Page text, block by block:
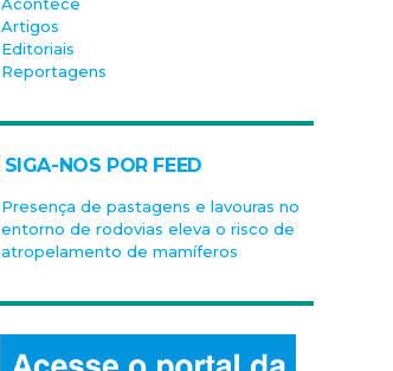
Artigos
Editoriais
Reportagens
SIGA-NOS POR FEED
Presença de pastagens e lavouras no
entorno de rodovias eleva o risco de
atropelamento de mamíferos